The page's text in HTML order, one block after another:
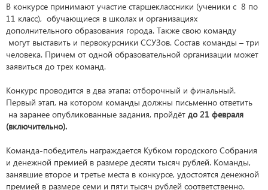
В конкурсе принимают участие старшеклассники (ученики с 8 по
11 класс), обучающиеся в школах и организациях
дополнительного образования города. Также свою команду
могут выставить и первокурсники ССУЗов. Состав команды – три
человека. Причем от одной образовательной организации может
заявиться до трех команд.
Конкурс проводится в два этапа: отборочный и финальный.
Первый этап, на котором команды должны письменно ответить
на заранее опубликованные задания, пройдёт до 21 февраля
(включительно).
Команда-победитель награждается Кубком городского Собрания
и денежной премией в размере десяти тысяч рублей. Команды,
занявшие второе и третье места в конкурсе, удостоятся денежной
премией в размере семи и пяти тысяч рублей соответственно.